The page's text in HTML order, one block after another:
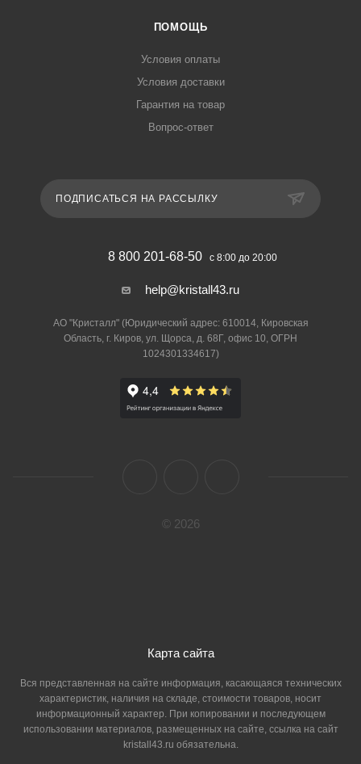
ПОМОЩЬ
Условия оплаты
Условия доставки
Гарантия на товар
Вопрос-ответ
ПОДПИСАТЬСЯ НА РАССЫЛКУ
8 800 201-68-50 с 8:00 до 20:00
help@kristall43.ru
АО "Кристалл" (Юридический адрес: 610014, Кировская
Область, г. Киров, ул. Щорса, д. 68Г, офис 10, ОГРН
1024301334617)
© 2026
Карта сайта
Вся представленная на сайте информация, касающаяся технических
характеристик, наличия на складе, стоимости товаров, носит
информационный характер. При копировании и последующем
использовании материалов, размещенных на сайте, ссылка на сайт
kristall43.ru обязательна.